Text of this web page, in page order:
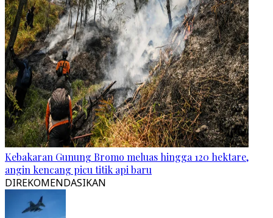
Kebakaran Gunung Bromo meluas hingga 120 hektare,
angin kencang picu titik api baru
DIREKOMENDASIKAN